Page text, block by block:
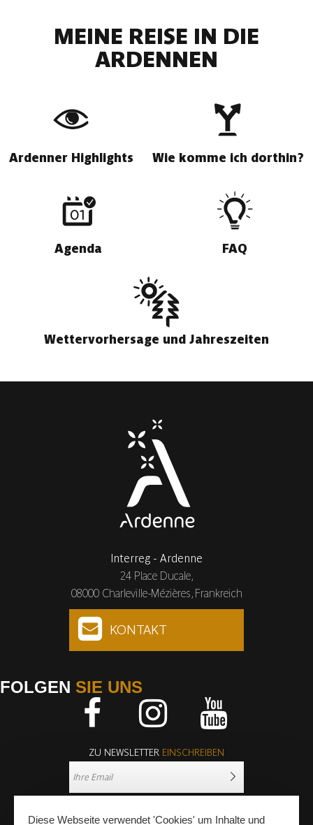
MEINE REISE IN DIE
ARDENNEN
Ardenner Highlights Wie komme ich dorthin?
Agenda FAQ
Wettervorhersage und Jahreszeiten
Interreg - Ardenne
24 Place Ducale,
08000 Charleville-Mézières, Frankreich
KONTAKT
FOLGEN SIE UNS
ZU NEWSLETTER EINSCHREIBEN
Diese Webseite verwendet 'Cookies' um Inhalte und